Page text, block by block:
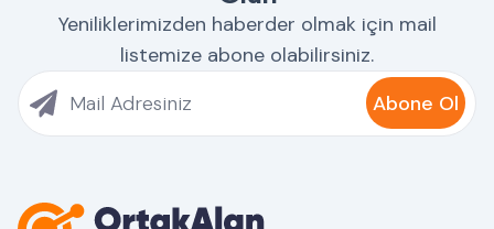
Yeniliklerimizden haberder olmak için mail
listemize abone olabilirsiniz.
Abone Ol